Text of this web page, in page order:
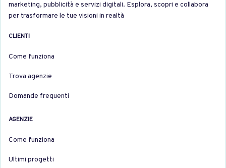
marketing, pubblicità e servizi digitali. Esplora, scopri e collabora
per trasformare le tue visioni in realtà
CLIENTI
Come funziona
Trova agenzie
Domande frequenti
AGENZIE
Come funziona
Ultimi progetti